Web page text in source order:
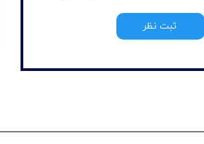
ثبت نظر